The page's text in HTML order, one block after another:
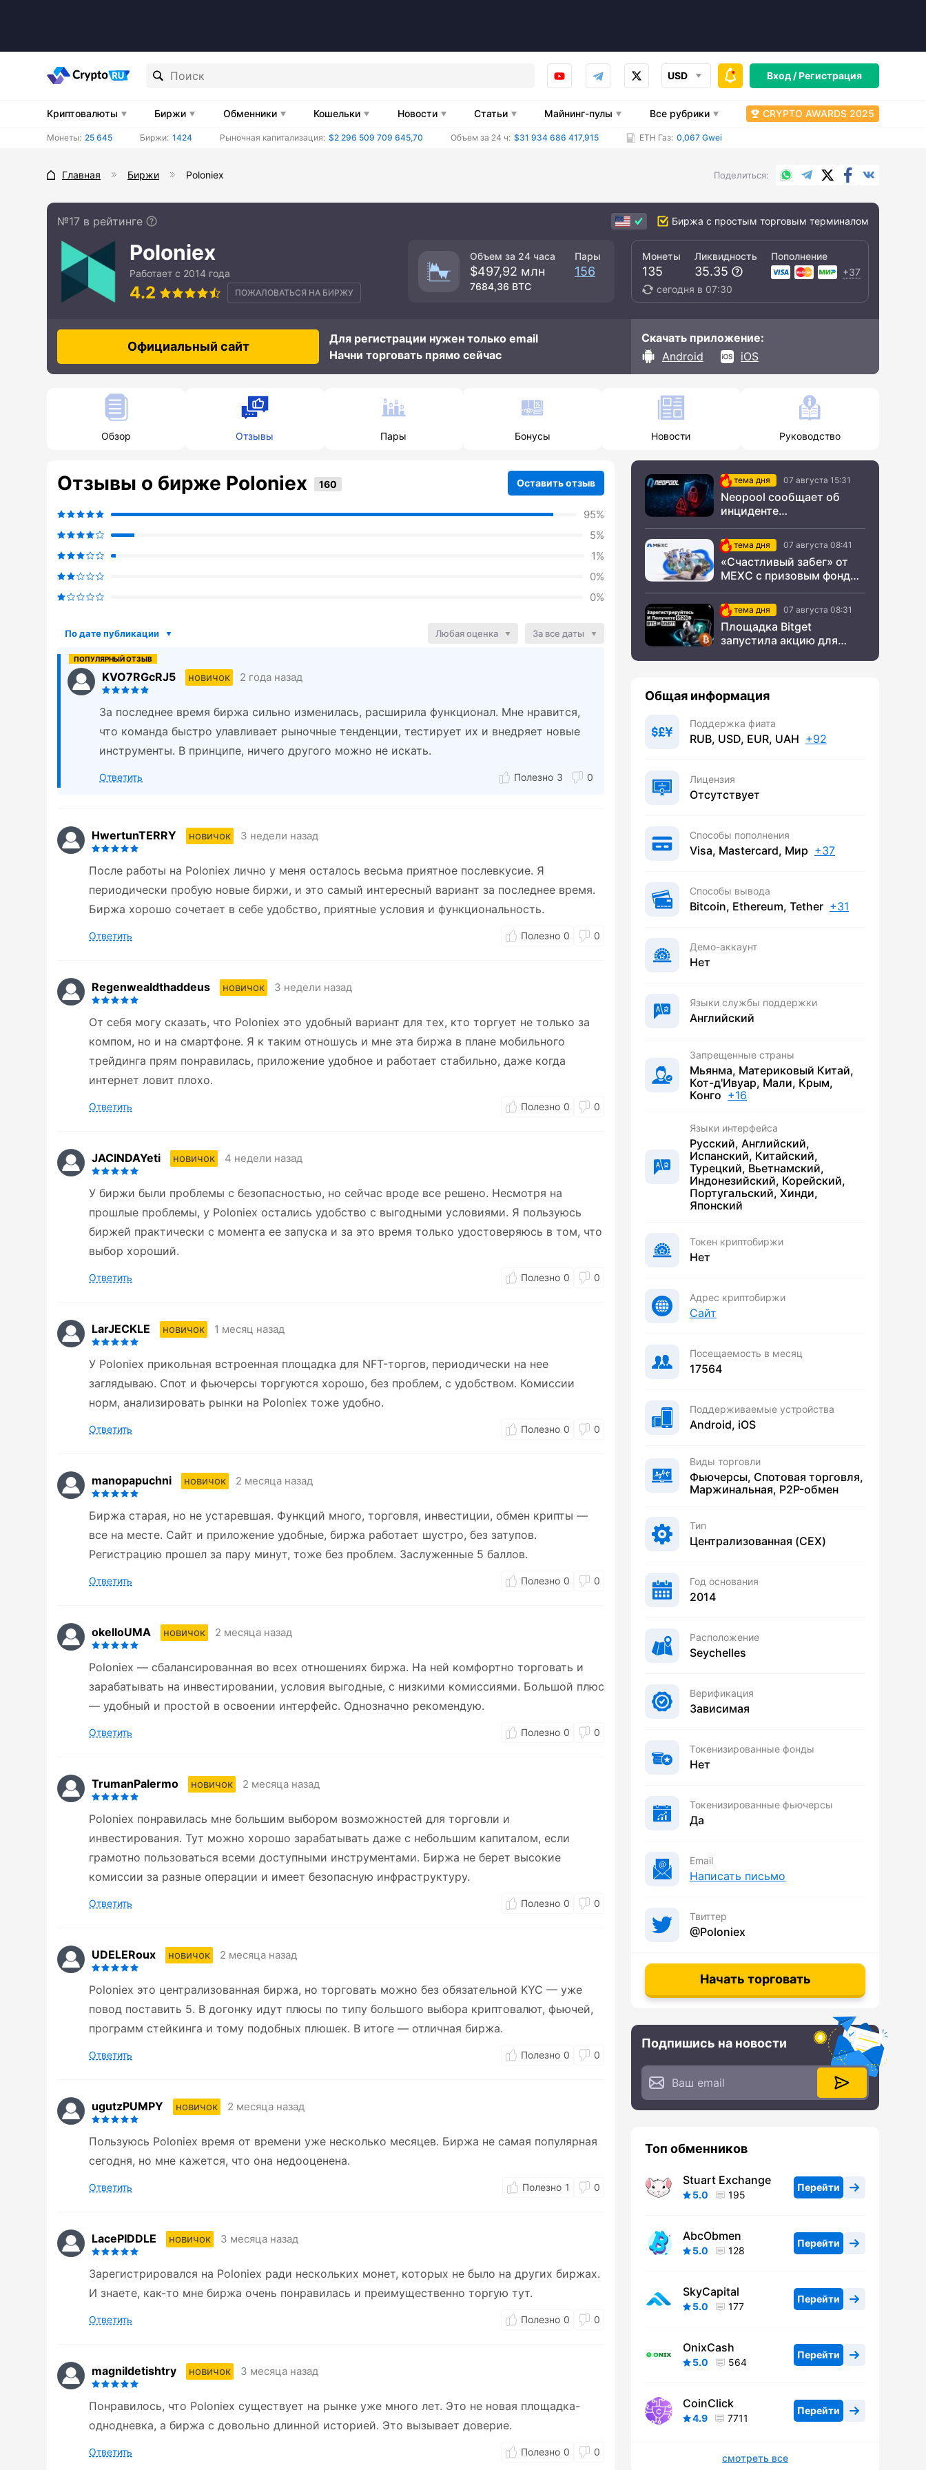
USD Вход /Регистрация
Криптовалюты Биржи Обменники Кошельки Новости Статьи Майнинг-пулы Все рубрики CRYPTO AWARDS 2025
Монеты: 25 645 Биржи: 1424 Рыночная капитализация: $2 296 509 709 645,70 Объем за 24 ч: $31 934 686 417,915 ETH Газ: 0,067 Gwei
Главная Биржи Poloniex Поделиться WhatsApp
TelegramX.comFacebook
№17 в рейтинге Биржа с простым торговым терминалом
Poloniex
Работает с 2014 года
4.2 ПОЖАЛОВАТЬСЯ НА БИРЖУ
Объем за 24 часа
$497,92 млн
7684,36 BTC
Пары
156
Монеты
135
Ликвидность
35.35
Пополнение
+37
сегодня в 07:30
Официальный сайт
Для регистрации нужен только email
Начни торговать прямо сейчас
Скачать приложение:
Android
iOS
Обзор Отзывы Пары Бонусы Новости Руководство
Отзывы о бирже Poloniex Оставить отзыв
95%
5%
1%
0%
0%
По дате публикации Любая оценка За все даты
KVO7RGcRJ5 новичок 2 года назад
За последнее время биржа сильно изменилась, расширила функционал. Мне нравится,
что команда быстро улавливает рыночные тенденции, тестирует их и внедряет новые
инструменты. В принципе, ничего другого можно не искать.
Ответить 3 0
HwertunTERRY новичок 3 недели назад
После работы на Poloniex лично у меня осталось весьма приятное послевкусие. Я
периодически пробую новые биржи, и это самый интересный вариант за последнее время.
Биржа хорошо сочетает в себе удобство, приятные условия и функциональность.
Ответить 0 0
Regenwealdthaddeus новичок 3 недели назад
От себя могу сказать, что Poloniex это удобный вариант для тех, кто торгует не только за
компом, но и на смартфоне. Я к таким отношусь и мне эта биржа в плане мобильного
трейдинга прям понравилась, приложение удобное и работает стабильно, даже когда
интернет ловит плохо.
Ответить 0 0
JACINDAYeti новичок 4 недели назад
У биржи были проблемы с безопасностью, но сейчас вроде все решено. Несмотря на
прошлые проблемы, у Poloniex остались удобство с выгодными условиями. Я пользуюсь
биржей практически с момента ее запуска и за это время только удостоверяюсь в том, что
выбор хороший.
Ответить 0 0
LarJECKLE новичок 1 месяц назад
У Poloniex прикольная встроенная площадка для NFT-торгов, периодически на нее
заглядываю. Спот и фьючерсы торгуются хорошо, без проблем, с удобством. Комиссии
норм, анализировать рынки на Poloniex тоже удобно.
Ответить 0 0
manopapuchni новичок 2 месяца назад
Биржа старая, но не устаревшая. Функций много, торговля, инвестиции, обмен крипты —
все на месте. Сайт и приложение удобные, биржа работает шустро, без затупов.
Регистрацию прошел за пару минут, тоже без проблем. Заслуженные 5 баллов.
Ответить 0 0
okelloUMA новичок 2 месяца назад
Poloniex — сбалансированная во всех отношениях биржа. На ней комфортно торговать и
зарабатывать на инвестировании, условия выгодные, с низкими комиссиями. Большой плюс
— удобный и простой в освоении интерфейс. Однозначно рекомендую.
Ответить 0 0
TrumanPalermo новичок 2 месяца назад
Poloniex понравилась мне большим выбором возможностей для торговли и
инвестирования. Тут можно хорошо зарабатывать даже с небольшим капиталом, если
грамотно пользоваться всеми доступными инструментами. Биржа не берет высокие
комиссии за разные операции и имеет безопасную инфраструктуру.
Ответить 0 0
UDELERoux новичок 2 месяца назад
Poloniex это централизованная биржа, но торговать можно без обязательной KYC — уже
повод поставить 5. В догонку идут плюсы по типу большого выбора криптовалют, фьючей,
программ стейкинга и тому подобных плюшек. В итоге — отличная биржа.
Ответить 0 0
ugutzPUMPY новичок 2 месяца назад
Пользуюсь Poloniex время от времени уже несколько месяцев. Биржа не самая популярная
сегодня, но мне кажется, что она недооценена.
Ответить 1 0
LacePIDDLE новичок 3 месяца назад
Зарегистрировался на Poloniex ради нескольких монет, которых не было на других биржах.
И знаете, как-то мне биржа очень понравилась и преимущественно торгую тут.
Ответить 0 0
magnildetishtry новичок 3 месяца назад
Понравилось, что Poloniex существует на рынке уже много лет. Это не новая площадка-
однодневка, а биржа с довольно длинной историей. Это вызывает доверие.
Ответить 0 0
тема дня 07 августа 15:31
Neopool сообщает об
инциденте
безопасности
тема дня 07 августа 08:41
«Счастливый забег» от
MEXC с призовым фондом
тема дня 07 августа 08:31
Площадка Bitget
запустила акцию для
Общая информация
Поддержка фиата
RUB, USD, EUR, UAH +92
Лицензия
Отсутствует
Способы пополнения
Visa, Mastercard, Мир +37
Способы вывода
Bitcoin, Ethereum, Tether +31
Демо-аккаунт
Нет
Языки службы поддержки
Английский
Запрещенные страны
Мьянма, Материковый Китай,
Кот-д'Ивуар, Мали, Крым,
Конго +16
Языки интерфейса
Русский, Английский,
Испанский, Китайский,
Турецкий, Вьетнамский,
Индонезийский, Корейский,
Португальский, Хинди,
Японский
Токен криптобиржи
Нет
Адрес криптобиржи
Сайт
Посещаемость в месяц
17564
Поддерживаемые устройства
Android, iOS
Виды торговли
Фьючерсы, Спотовая торговля,
Маржинальная, P2P-обмен
Тип
Централизованная (CEX)
Год основания
2014
Расположение
Seychelles
Верификация
Зависимая
Токенизированные фонды
Нет
Токенизированные фьючерсы
Да
Email
Написать письмо
Твиттер
@Poloniex
Начать торговать
Подпишись на новости
Топ обменников
Stuart Exchange
5.0 195
Перейти
AbcObmen
5.0 128
Перейти
SkyCapital
5.0 177
Перейти
OnixCash
5.0 564
Перейти
CoinClick
4.9 7711
Перейти
смотреть все